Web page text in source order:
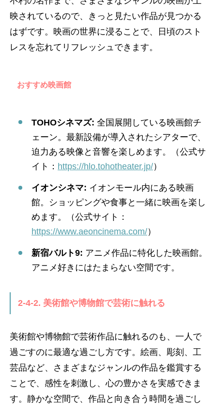
映されているので、きっと見たい作品が見つかる
はずです。映画の世界に浸ることで、日頃のスト
レスを忘れてリフレッシュできます。
おすすめ映画館
TOHOシネマズ: 全国展開している映画館チ
ェーン。最新設備が導入されたシアターで、
迫力ある映像と音響を楽しめます。（公式サ
イト： https://hlo.tohotheater.jp/）
イオンシネマ: イオンモール内にある映画
館。ショッピングや食事と一緒に映画を楽し
めます。（公式サイト：
https://www.aeoncinema.com/）
新宿バルト9: アニメ作品に特化した映画館。
アニメ好きにはたまらない空間です。
2-4-2. 美術館や博物館で芸術に触れる
美術館や博物館で芸術作品に触れるのも、一人で
過ごすのに最適な過ごし方です。絵画、彫刻、工
芸品など、さまざまなジャンルの作品を鑑賞する
ことで、感性を刺激し、心の豊かさを実感できま
す。静かな空間で、作品と向き合う時間を過ごし